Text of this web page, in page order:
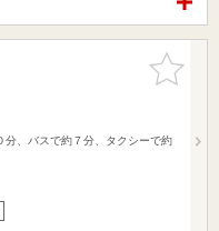
お気に入
りに追加
分、バスで約７分、タクシーで約